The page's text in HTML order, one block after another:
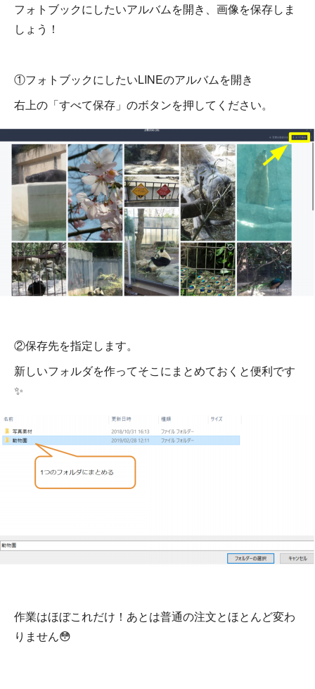
フォトブックにしたいアルバムを開き、画像を保存しま
しょう！
①フォトブックにしたいLINEのアルバムを開き
右上の「すべて保存」のボタンを押してください。
②保存先を指定します。
新しいフォルダを作ってそこにまとめておくと便利です
✨
作業はほぼこれだけ！あとは普通の注文とほとんど変わ
りません😳